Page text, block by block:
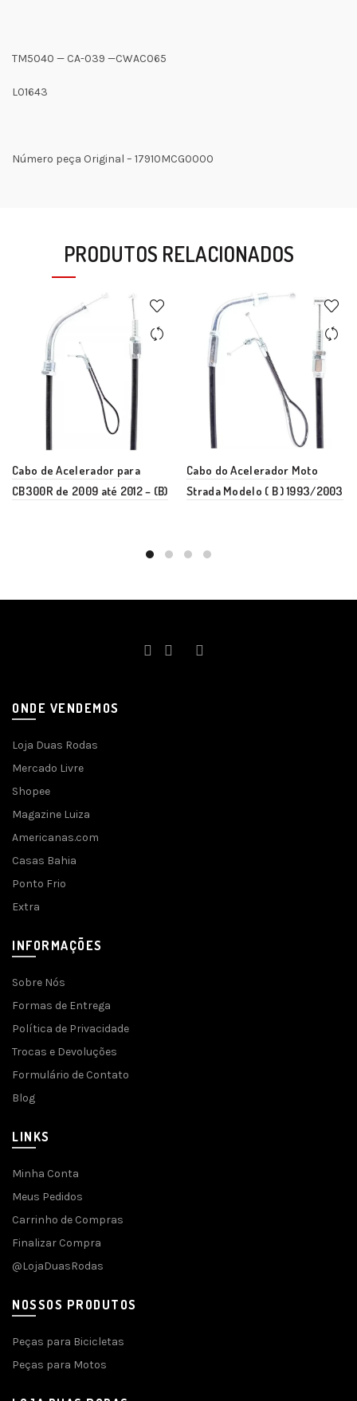
TM5040 — CA-039 —CWAC065
L01643
Número peça Original – 17910MCG0000
PRODUTOS RELACIONADOS
Cabo de Acelerador para
CB300R de 2009 até 2012 – (B)
Cabo do Acelerador Moto
Strada Modelo ( B ) 1993/2003
ONDE VENDEMOS
Loja Duas Rodas
Mercado Livre
Shopee
Magazine Luiza
Americanas.com
Casas Bahia
Ponto Frio
Extra
INFORMAÇÕES
Sobre Nós
Formas de Entrega
Política de Privacidade
Trocas e Devoluções
Formulário de Contato
Blog
LINKS
Minha Conta
Meus Pedidos
Carrinho de Compras
Finalizar Compra
@LojaDuasRodas
NOSSOS PRODUTOS
Peças para Bicicletas
Peças para Motos